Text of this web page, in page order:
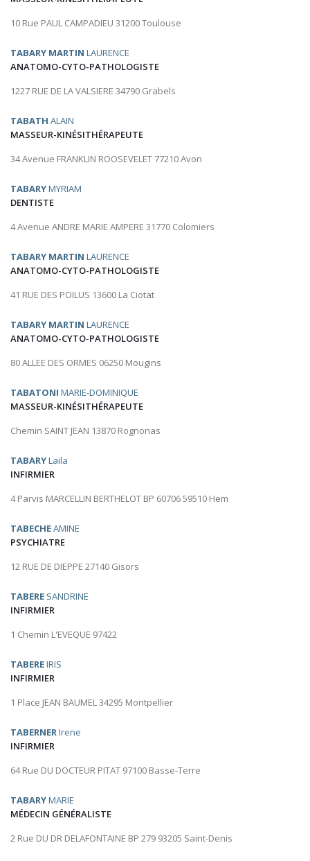
10 Rue PAUL CAMPADIEU 31200 Toulouse
TABARY MARTIN LAURENCE
ANATOMO-CYTO-PATHOLOGISTE
1227 RUE DE LA VALSIERE 34790 Grabels
TABATH ALAIN
MASSEUR-KINÉSITHÉRAPEUTE
34 Avenue FRANKLIN ROOSEVELET 77210 Avon
TABARYMYRIAM
DENTISTE
4 Avenue ANDRE MARIE AMPERE 31770 Colomiers
TABARY MARTIN LAURENCE
ANATOMO-CYTO-PATHOLOGISTE
41 RUE DES POILUS 13600 La Ciotat
TABARY MARTIN LAURENCE
ANATOMO-CYTO-PATHOLOGISTE
80 ALLEE DES ORMES 06250 Mougins
TABATONI MARIE-DOMINIQUE
MASSEUR-KINÉSITHÉRAPEUTE
Chemin SAINT JEAN 13870 Rognonas
TABARYLaila
INFIRMIER
4 Parvis MARCELLIN BERTHELOT BP 60706 59510 Hem
TABECHEAMINE
PSYCHIATRE
12 RUE DE DIEPPE 27140 Gisors
TABERE SANDRINE
INFIRMIER
1 Chemin L'EVEQUE 97422
TABEREIRIS
INFIRMIER
1 Place JEAN BAUMEL 34295 Montpellier
TABERNERIrene
INFIRMIER
64 Rue DU DOCTEUR PITAT 97100 Basse-Terre
TABARYMARIE
MÉDECIN GÉNÉRALISTE
2 Rue DU DR DELAFONTAINE BP 279 93205 Saint-Denis